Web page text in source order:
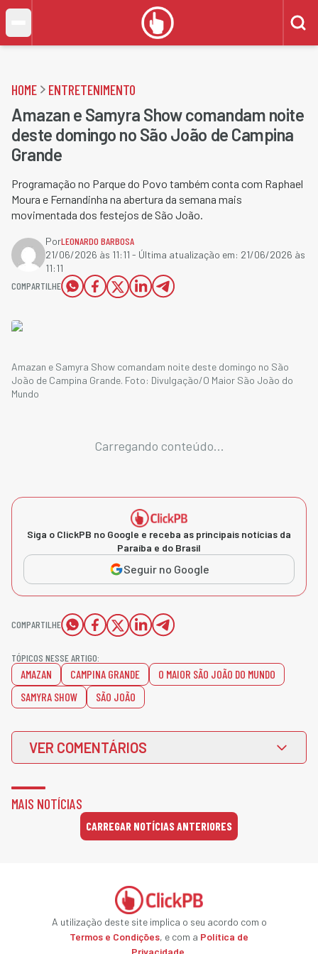
HOME ENTRETENIMENTO
Amazan e Samyra Show comandam noite
deste domingo no São João de Campina
Grande
Programação no Parque do Povo também conta com Raphael
Moura e Fernandinha na abertura da semana mais
movimentada dos festejos de São João.
PorLEONARDO BARBOSA
21/06/2026 às 11:11 - Última atualização em: 21/06/2026 às
11:11
COMPARTILHE
Amazan e Samyra Show comandam noite deste domingo no São
João de Campina Grande. Foto: Divulgação/O Maior São João do
Mundo
Carregando conteúdo...
Siga o ClickPB no Google e receba as principais notícias da
Paraíba e do Brasil
Seguir no Google
COMPARTILHE
TÓPICOS NESSE ARTIGO:
AMAZAN CAMPINA GRANDE
O MAIOR SÃO JOÃO DO MUNDO
SAMYRA SHOW
SÃO JOÃO
VER COMENTÁRIOS
MAIS NOTÍCIAS
CARREGAR NOTÍCIAS ANTERIORES
A utilização deste site implica o seu acordo com o
Termos e Condições, e com a Política de
Privacidade